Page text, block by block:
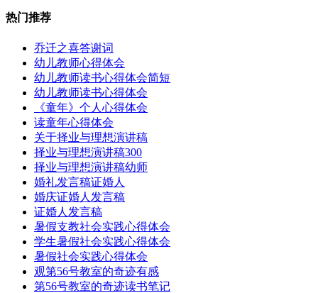
热门推荐
乔迁之喜答谢词
幼儿教师心得体会
幼儿教师读书心得体会简短
幼儿教师读书心得体会
《童年》个人心得体会
读童年心得体会
关于择业与理想演讲稿
择业与理想演讲稿300
择业与理想演讲稿幼师
婚礼发言稿证婚人
婚庆证婚人发言稿
证婚人发言稿
暑假支教社会实践心得体会
学生暑假社会实践心得体会
暑假社会实践心得体会
观第56号教室的奇迹有感
第56号教室的奇迹读书笔记